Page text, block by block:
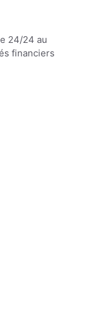
24/24 au
financiers